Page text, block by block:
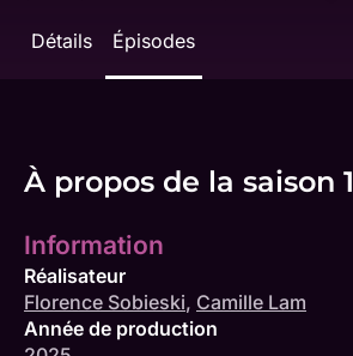
Détails Épisodes
À propos de la saison 1
Information
Réalisateur
Florence Sobieski, Camille Lam
Année de production